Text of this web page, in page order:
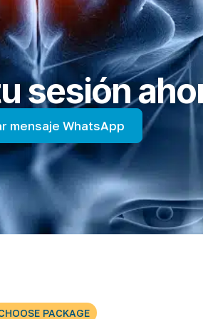
sesión
mensaje WhatsApp
PACKAGE